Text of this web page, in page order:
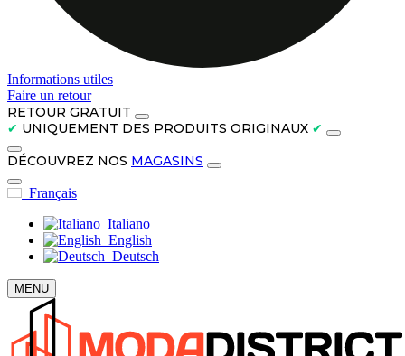
Informations utiles
Faire un retour
RETOUR GRATUIT
✔ UNIQUEMENT DES PRODUITS ORIGINAUX ✔
DÉCOUVREZ NOS MAGASINS
Français
Italiano
English
Deutsch
MENU